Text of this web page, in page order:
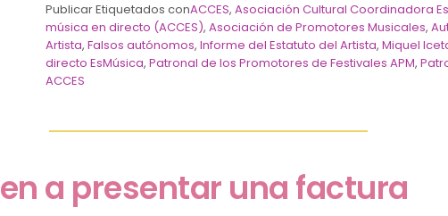
Publicar Etiquetados conACCES,Asociación Cultural Coordinadora
música en directo (ACCES),Asociación de Promotores Musicales,
Artista,Falsos autónomos,Informe del Estatuto del Artista,Miquel
directo EsMúsica,Patronal de los Promotores de Festivales APM,
ACCES
a presentar una factura